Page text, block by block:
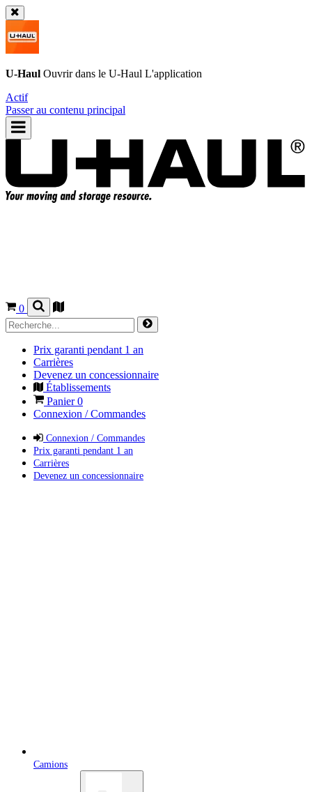
U-Haul Ouvrir dans le U-Haul L'application
Actif
Passer au contenu principal
0
Prix garanti pendant 1 an
Carrières
Devenez un concessionnaire
Établissements
Panier0
Connexion / Commandes
Connexion / Commandes
Prix garanti pendant 1 an
Carrières
Devenez un concessionnaire
Camions